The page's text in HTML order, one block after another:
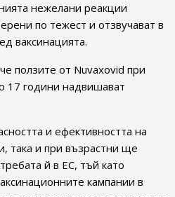
нежелани реакции
по тежест и отзвучават в
ваксинацията.
ползите от Nuvaxovid при
17 години надвишават
и ефективността на
така и при възрастни ще
й в ЕС, тъй като
кампании в